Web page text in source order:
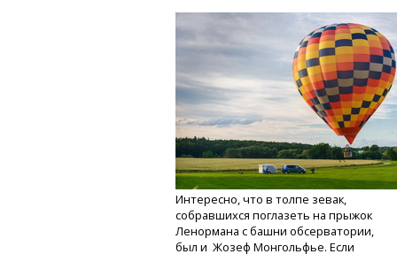
Интересно, что в толпе зевак,
собравшихся поглазеть на прыжок
Ленормана с башни обсерватории,
был и Жозеф Монгольфье. Если